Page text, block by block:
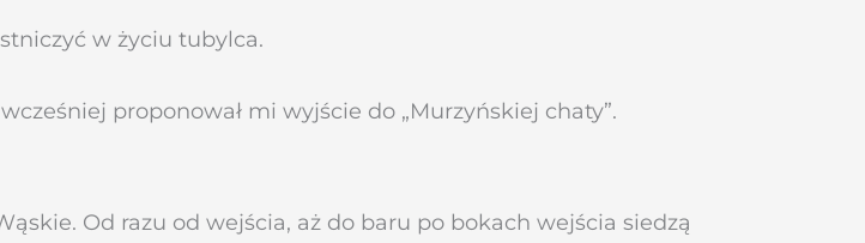
w życiu tubylca.
proponował mi wyjście do „Murzyńskiej chaty”.
Od razu od wejścia, aż do baru po bokach wejścia siedzą